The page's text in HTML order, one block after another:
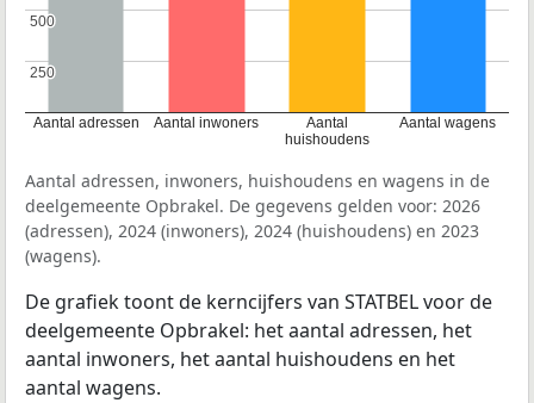
Aantal adressen Aantal inwoners
Aantal
huishoudens
Aantal wagens
250
250
500
500
Aantal adressen, inwoners, huishoudens en wagens in de
deelgemeente Opbrakel. De gegevens gelden voor: 2026
(adressen), 2024 (inwoners), 2024 (huishoudens) en 2023
(wagens).
De grafiek toont de kerncijfers van STATBEL voor de
deelgemeente Opbrakel: het aantal adressen, het
aantal inwoners, het aantal huishoudens en het
aantal wagens.